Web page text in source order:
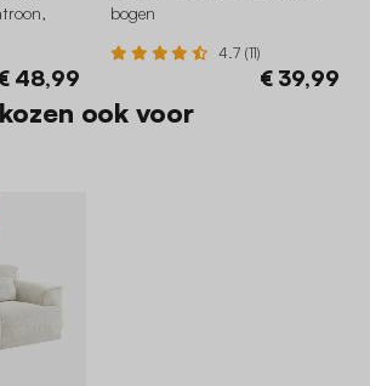
48,99
bogen
4.7 (11)
€ 39,99
ook voor